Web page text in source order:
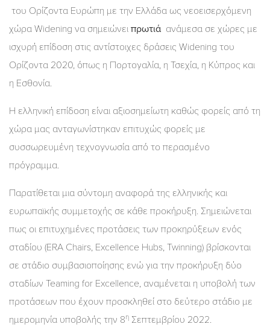
του Ορίζοντα Ευρώπη με την Ελλάδα ως νεοεισερχόμενη
χώρα Widening να σημειώνει πρωτιά ανάμεσα σε χώρες με
ισχυρή επίδοση στις αντίστοιχες δράσεις Widening του
Ορίζοντα 2020, όπως η Πορτογαλία, η Τσεχία, η Κύπρος και
η Εσθονία.
Η ελληνική επίδοση είναι αξιοσημείωτη καθώς φορείς από τη
χώρα μας ανταγωνίστηκαν επιτυχώς φορείς με
συσσωρευμένη τεχνογνωσία από το περασμένο
πρόγραμμα.
Παρατίθεται μια σύντομη αναφορά της ελληνικής και
ευρωπαϊκής συμμετοχής σε κάθε προκήρυξη. Σημειώνεται
πως οι επιτυχημένες προτάσεις των προκηρύξεων ενός
σταδίου (ERA Chairs, Excellence Hubs, Twinning) βρίσκονται
σε στάδιο συμβασιοποίησης ενώ για την προκήρυξη δύο
σταδίων Teaming for Excellence, αναμένεται η υποβολή των
προτάσεων που έχουν προσκληθεί στο δεύτερο στάδιο με
ημερομηνία υποβολής την 8η Σεπτεμβρίου 2022.